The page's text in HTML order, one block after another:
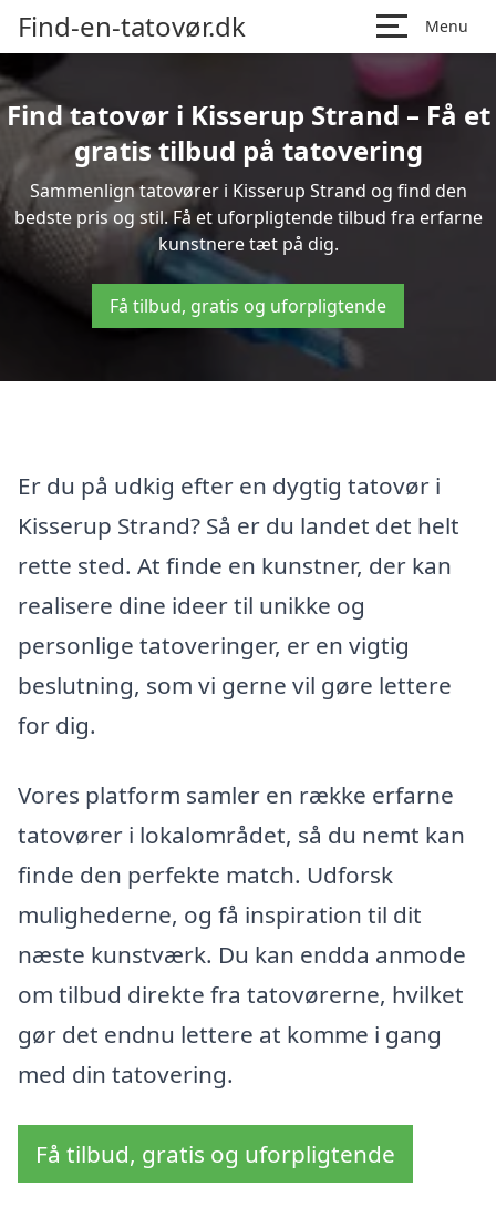
Find-en-tatovør.dk Menu
Find tatovør i Kisserup Strand – Få et
gratis tilbud på tatovering
Sammenlign tatovører i Kisserup Strand og find den
bedste pris og stil. Få et uforpligtende tilbud fra erfarne
kunstnere tæt på dig.
Få tilbud, gratis og uforpligtende
Er du på udkig efter en dygtig tatovør i
Kisserup Strand? Så er du landet det helt
rette sted. At finde en kunstner, der kan
realisere dine ideer til unikke og
personlige tatoveringer, er en vigtig
beslutning, som vi gerne vil gøre lettere
for dig.
Vores platform samler en række erfarne
tatovører i lokalområdet, så du nemt kan
finde den perfekte match. Udforsk
mulighederne, og få inspiration til dit
næste kunstværk. Du kan endda anmode
om tilbud direkte fra tatovørerne, hvilket
gør det endnu lettere at komme i gang
med din tatovering.
Få tilbud, gratis og uforpligtende